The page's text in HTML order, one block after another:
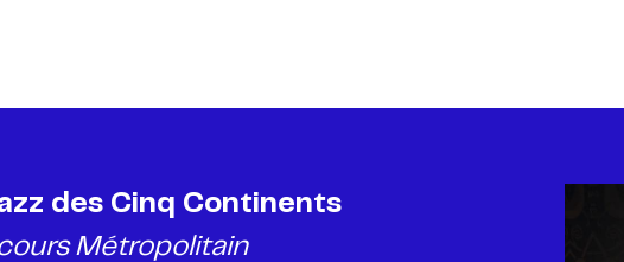
des Cinq Continents
Métropolitain